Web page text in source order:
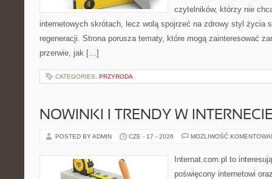
czytelników, którzy nie
internetowych skrótach, lecz wolą spojrzeć na zdrowy styl życia
regeneracji. Strona porusza tematy, które mogą zainteresować
przerwie, jak […]
CATEGORIES: PRZYRODA
NOWINKI I TRENDY W
POSTED BY ADMIN CZE - 17 - 2026 MOŻLIWOŚĆ
Internat.com.pl to
poświęcony internetowi